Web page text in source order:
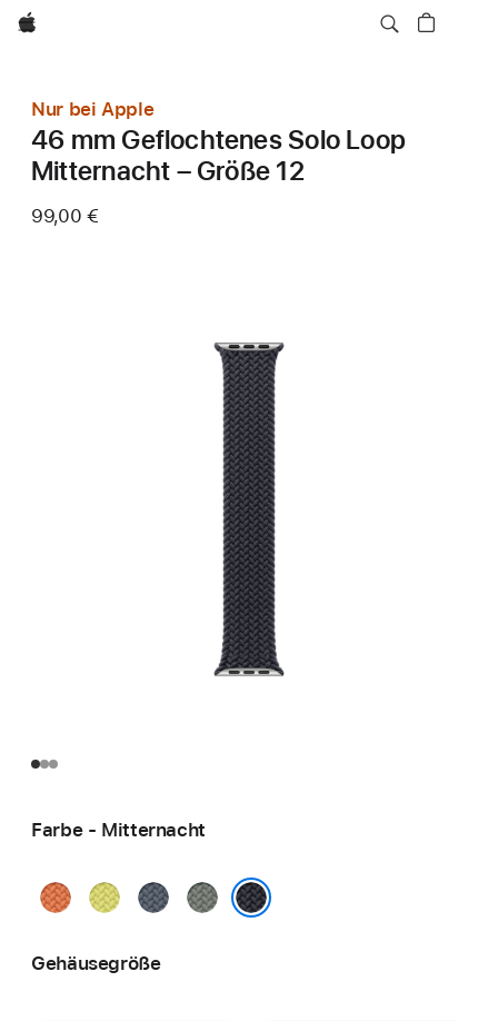
Apple
Nur bei Apple
46 mm Geflochtenes Solo Loop
Mitternacht – Größe 12
99,00 €
Farbe - Mitternacht
KurkumaNeongelbMaritimblau
Grüngrau
Gehäusegröße